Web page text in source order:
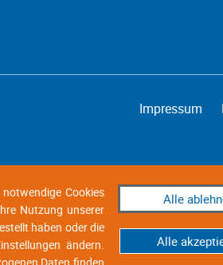
Impressum
Cookies
Nutzung unserer
haben oder die
ändern.
Alle
Alle